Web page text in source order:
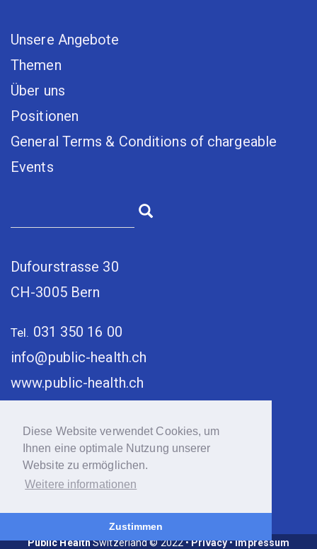
Diese Website verwendet Cookies, um
Ihnen eine optimale Nutzung unserer
Website zu ermöglichen.
Weitere informationen
Zustimmen
Unsere Angebote
Themen
Über uns
Positionen
General Terms & Conditions of chargeable
Events
Dufourstrasse 30
CH-3005 Bern
Tel. 031 350 16 00
info@public-health.ch
www.public-health.ch
Public HealthSwitzerland © 2022 •Privacy•Impressum